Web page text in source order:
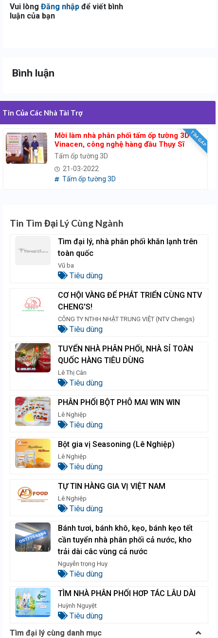
Vui lòng Đăng nhập để viết bình
luận của bạn
Bình luận
Tin Của Các Nhà Tài Trợ
TÌM GẤP
Mời làm nhà phân phối tấm ốp tường 3D
Vinacen, công nghệ hàng đầu Thụy Sĩ
Tấm ốp tường 3D
21-03-2022
Tấm ốp tường 3D
Tin Tìm Đại Lý Cùng Ngành
Tìm đại lý, nhà phân phối khăn lạnh trên
toàn quốc
Vũ ba
Tiêu dùng
CƠ HỘI VÀNG ĐỂ PHÁT TRIỂN CÙNG NTV
CHENG'S!
CÔNG TY NTHH NHẬT TRUNG VIỆT (NTV Chengs)
Tiêu dùng
TUYỂN NHÀ PHÂN PHỐI, NHÀ SỈ TOÀN
QUỐC HÀNG TIÊU DÙNG
Lê Thị Cân
Tiêu dùng
PHÂN PHỐI BỘT PHÔ MAI WIN WIN
Lê Nghiệp
Tiêu dùng
Bột gia vị Seasoning (Lê Nghiệp)
Lê Nghiệp
Tiêu dùng
TỰ TIN HÀNG GIA VỊ VIỆT NAM
Lê Nghiệp
Tiêu dùng
Bánh tươi, bánh khô, kẹo, bánh kẹo tết
cần tuyển nhà phân phối cả nước, kho
trải dài câc vùng cả nước
Nguyễn trọng Huy
Tiêu dùng
TÌM NHÀ PHÂN PHỐI HƠP TÁC LÂU DÀI
Huỳnh Nguyệt
Tiêu dùng
Tìm đại lý cùng danh mục